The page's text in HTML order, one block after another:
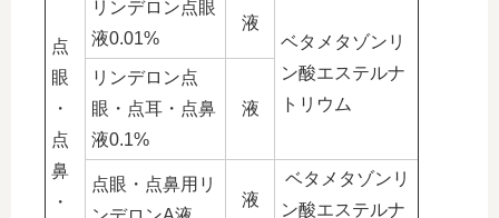
点
眼
・
点
鼻
・
リンデロン点眼
液0.01%
液
ベタメタゾンリ
ン酸エステルナ
トリウム
リンデロン点
眼・点耳・点鼻
液0.1%
液
点眼・点鼻用リ
液
ベタメタゾンリ
ン酸エステルナ